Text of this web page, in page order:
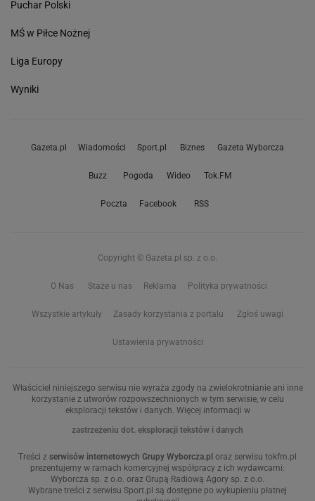
Puchar Polski
MŚ w Piłce Nożnej
Liga Europy
Wyniki
Gazeta.pl Wiadomości Sport.pl Biznes Gazeta Wyborcza
Buzz Pogoda Wideo Tok.FM
Poczta Facebook RSS
Copyright © Gazeta.pl sp. z o.o.
O Nas Staże u nas Reklama Polityka prywatności
Wszystkie artykuły Zasady korzystania z portalu Zgłoś uwagi
Ustawienia prywatności
Właściciel niniejszego serwisu nie wyraża zgody na zwielokrotnianie ani inne
korzystanie z utworów rozpowszechnionych w tym serwisie, w celu
eksploracji tekstów i danych. Więcej informacji w
zastrzeżeniu dot. eksploracji tekstów i danych
Treści z serwisów internetowych Grupy Wyborcza.pl oraz serwisu tokfm.pl
prezentujemy w ramach komercyjnej współpracy z ich wydawcami:
Wyborcza sp. z o.o. oraz Grupą Radiową Agory sp. z o.o.
Wybrane treści z serwisu Sport.pl są dostępne po wykupieniu płatnej